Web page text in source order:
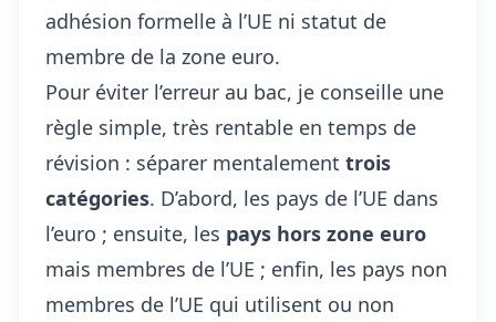
adhésion formelle à l’UE ni statut de
membre de la zone euro.
Pour éviter l’erreur au bac, je conseille une
règle simple, très rentable en temps de
révision : séparer mentalement trois
catégories. D’abord, les pays de l’UE dans
l’euro ; ensuite, les pays hors zone euro
mais membres de l’UE ; enfin, les pays non
membres de l’UE qui utilisent ou non